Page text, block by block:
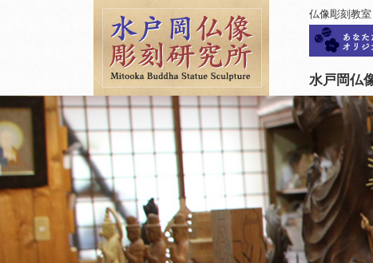
仏像彫刻教
水戸岡仏
水戸岡仏像彫刻研究所について